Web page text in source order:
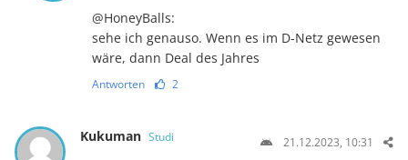
@HoneyBalls:
sehe ich genauso. Wenn es im D-Netz gewesen
wäre, dann Deal des Jahres
Antworten 2
Kukuman Studi 21.12.2023, 10:31